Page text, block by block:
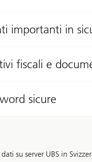
importanti in
fiscali e
sicure
su server UBS in